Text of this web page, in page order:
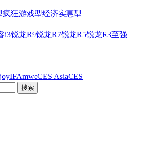
疯狂游戏型经济实惠型
i3锐龙R9锐龙R7锐龙R5锐龙R3至强
IFAmwcCES AsiaCES